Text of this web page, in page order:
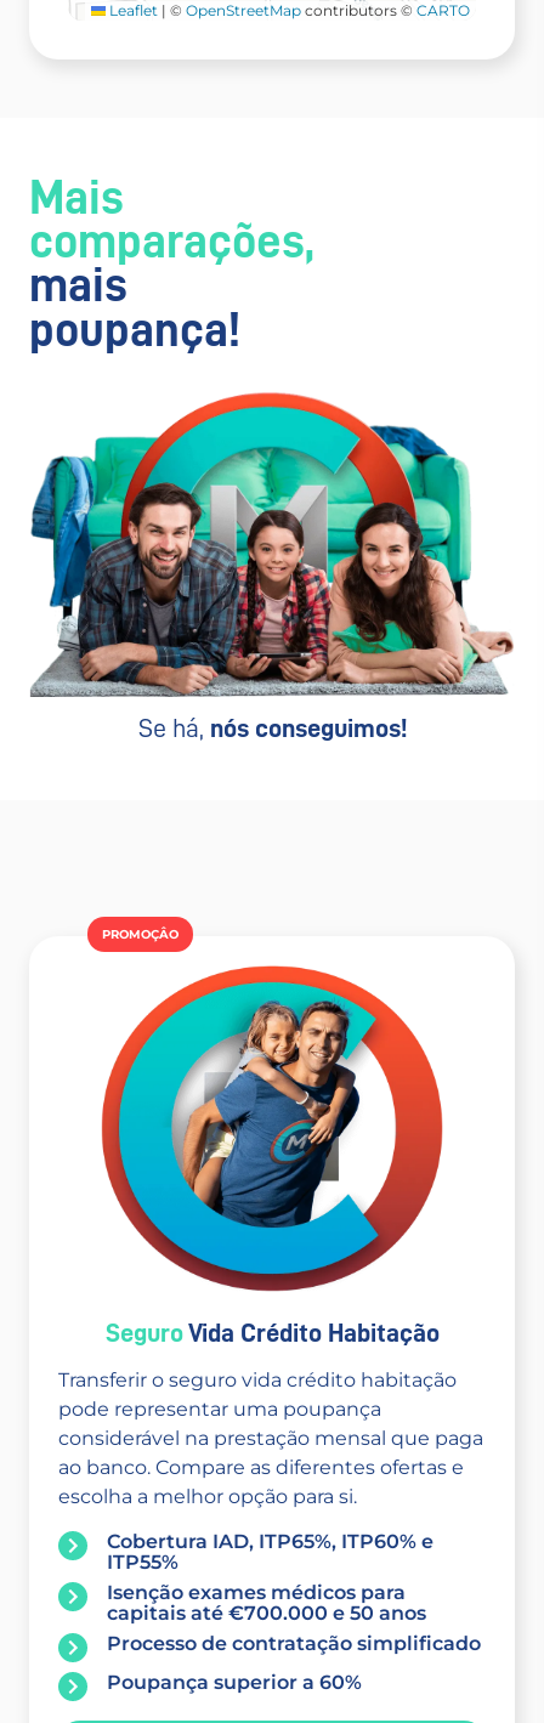
Leaflet | © OpenStreetMap contributors © CARTO
Mais
comparações,
mais
poupança!
Se há, nós conseguimos!
PROMOÇÂO
SeguroVida Crédito Habitação
Transferir o seguro vida crédito habitação
pode representar uma poupança
considerável na prestação mensal que paga
ao banco. Compare as diferentes ofertas e
escolha a melhor opção para si.
Cobertura IAD, ITP65%, ITP60% e
ITP55%
Isenção exames médicos para
capitais até €700.000 e 50 anos
Processo de contratação simplificado
Poupança superior a 60%